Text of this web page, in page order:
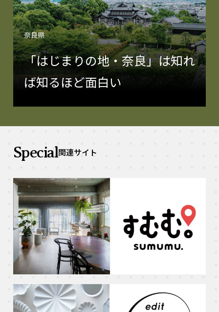
奈良県
「はじまりの地・奈良」は知れ
ば知るほど面白い
Special関連サイト